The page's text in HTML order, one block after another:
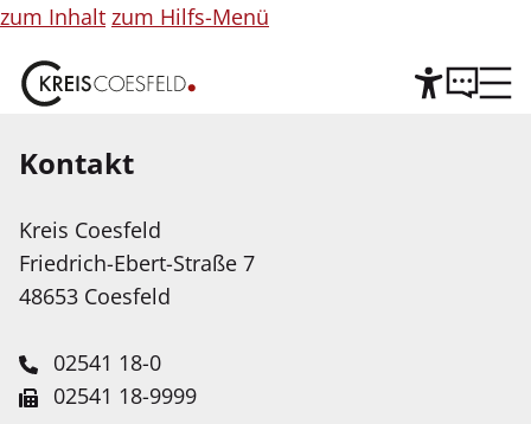
zum Inhalt zum Hilfs-Menü
Copyright
©
Service-Portal
Hilfe
Leichte Sprache
Wir stellen Inhalte unserer Web-Seite in Leichter
Hilfe Künstlicher Intelligenz weiter ausgebaut.
Kontakt
Kreis Coesfeld
Friedrich-Ebert-Straße 7
48653 Coesfeld
02541 18-0
02541 18-9999